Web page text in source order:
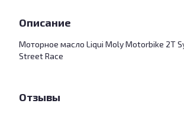
Описание
Моторное масло Liqui Moly Motorbike 2T
Street Race
Отзывы